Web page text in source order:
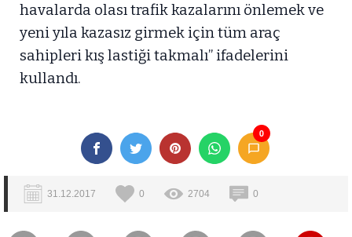
havalarda olası trafik kazalarını önlemek ve
yeni yıla kazasız girmek için tüm araç
sahipleri kış lastiği takmalı” ifadelerini
kullandı.
0
31.12.2017 0 2704 0